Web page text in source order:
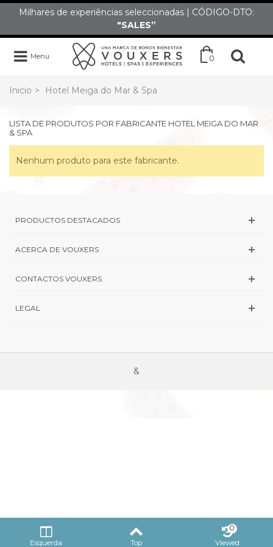
Milhares de experiências seleccionadas | CÓDIGO-DTO:
"SALES”
Menu 0
Inicio > Hotel Meiga do Mar & Spa
LISTA DE PRODUTOS POR FABRICANTE HOTEL MEIGA DO MAR
& SPA
Nenhum produto para este fabricante.
PRODUCTOS DESTACADOS
ACERCA DE VOUXERS
CONTACTOS VOUXERS
LEGAL
&
Esquerda Top Viewed
0